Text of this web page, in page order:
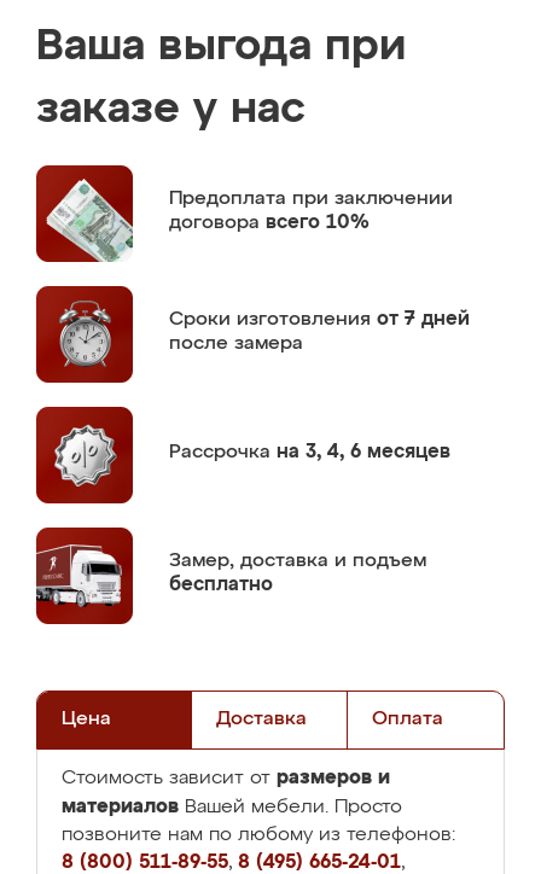
Ваша выгода при
заказе у нас
Предоплата при заключении
договора всего 10%
Сроки изготовления от 7 дней
после замера
Рассрочка на 3, 4, 6 месяцев
Замер, доставка и подъем
бесплатно
Цена Доставка Оплата
Стоимость зависит от размеров и
материалов Вашей мебели. Просто
позвоните нам по любому из телефонов:
8 (800) 511-89-55, 8 (495) 665-24-01,